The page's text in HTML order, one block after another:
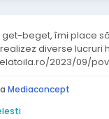
get-beget, îmi place
diverse lucruri
2023/09/
Mediaconcept